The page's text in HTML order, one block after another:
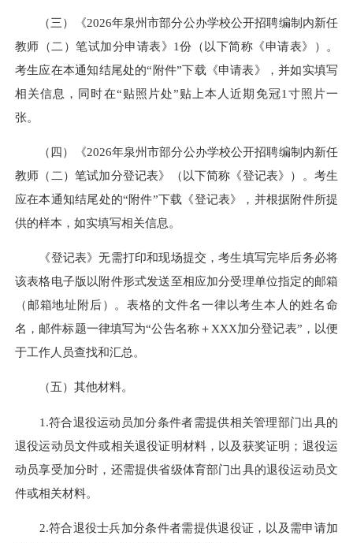
（三）《2026年泉州市部分公办学校公开招聘编制内新任
教师（二）笔试加分申请表》1份（以下简称《申请表》）。
考生应在本通知结尾处的“附件”下载《申请表》，并如实填写
相关信息，同时在“贴照片处”贴上本人近期免冠1寸照片一
张。
（四）《2026年泉州市部分公办学校公开招聘编制内新任
教师（二）笔试加分登记表》（以下简称《登记表》）。考生
应在本通知结尾处的“附件”下载《登记表》，并根据附件所提
供的样本，如实填写相关信息。
《登记表》无需打印和现场提交，考生填写完毕后务必将
该表格电子版以附件形式发送至相应加分受理单位指定的邮箱
（邮箱地址附后）。表格的文件名一律以考生本人的姓名命
名，邮件标题一律填写为“公告名称＋XXX加分登记表”，以便
于工作人员查找和汇总。
（五）其他材料。
1.符合退役运动员加分条件者需提供相关管理部门出具的
退役运动员文件或相关退役证明材料，以及获奖证明；退役运
动员享受加分时，还需提供省级体育部门出具的退役运动员文
件或相关材料。
2.符合退役士兵加分条件者需提供退役证，以及需申请加